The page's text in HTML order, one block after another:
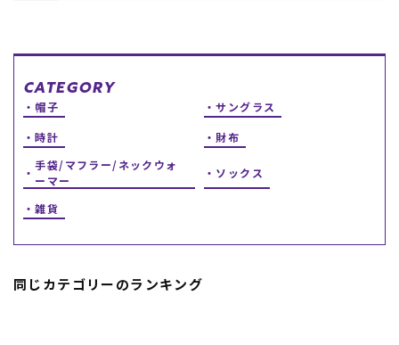
CATEGORY
サーフTOP
CATEGORY
帽子
サングラス
時計
財布
手袋/マフラー/ネックウォ
ーマー
ソックス
雑貨
同じカテゴリーのランキング